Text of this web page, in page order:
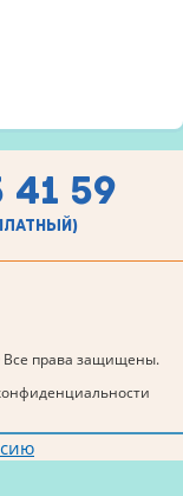
41 59
Все права защищены.